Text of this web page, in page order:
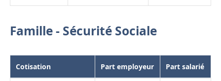
Famille - Sécurité Sociale
Cotisation Part employeur Part salarié